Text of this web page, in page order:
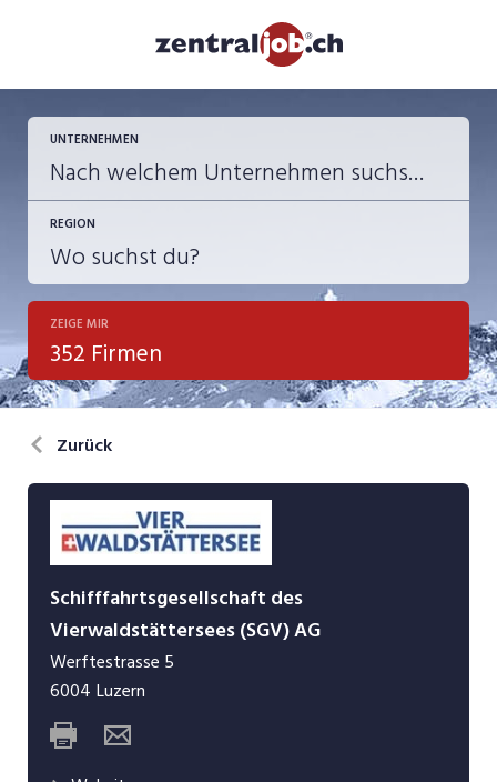
UNTERNEHMEN
REGION
ZEIGE MIR
352 Firmen
Zurück
Schifffahrtsgesellschaft des
Vierwaldstättersees (SGV) AG
Werftestrasse 5
6004 Luzern